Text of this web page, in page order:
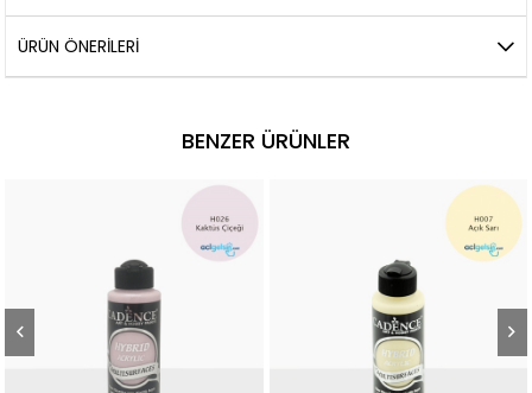
ÜRÜN ÖNERILERI
BENZER ÜRÜNLER